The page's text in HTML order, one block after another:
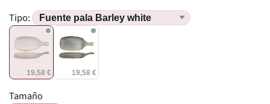
Tipo:
19,58 € 19,58 €
Tamaño